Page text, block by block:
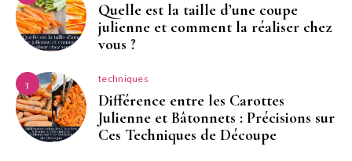
Quelle est la taille d’une coupe
julienne et comment la réaliser chez
vous ?
3 techniques
Différence entre les Carottes
Julienne et Bâtonnets : Précisions sur
Ces Techniques de Découpe